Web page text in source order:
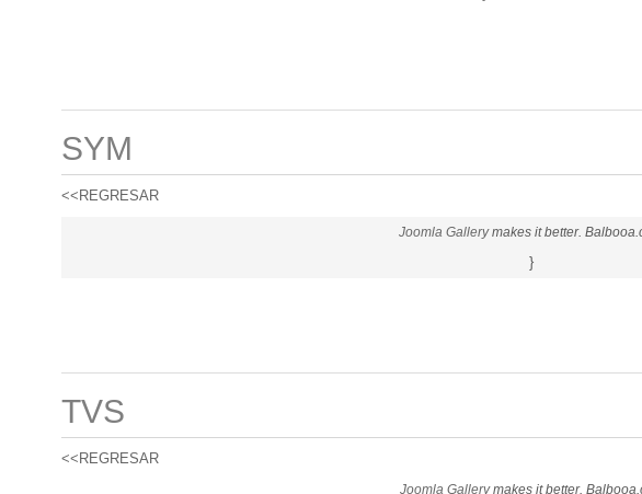
SYM
<<REGRESAR
Joomla Gallerymakes it better.
}
TVS
<<REGRESAR
Joomla Gallerymakes it better.